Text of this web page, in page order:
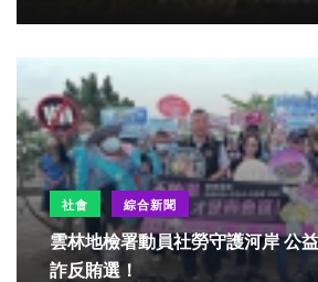
社會 綜合新聞
雲林地檢署動員社勞守護河岸 公
詐反賄選！